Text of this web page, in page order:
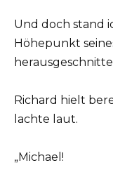
Und doch stand
Höhepunkt
Richard hielt
lachte laut.
„Michael!